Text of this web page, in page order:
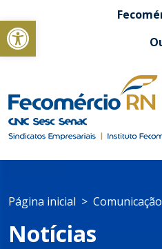
Abrir a barra de ferramentas
Página inicial Comunicação
Notícias